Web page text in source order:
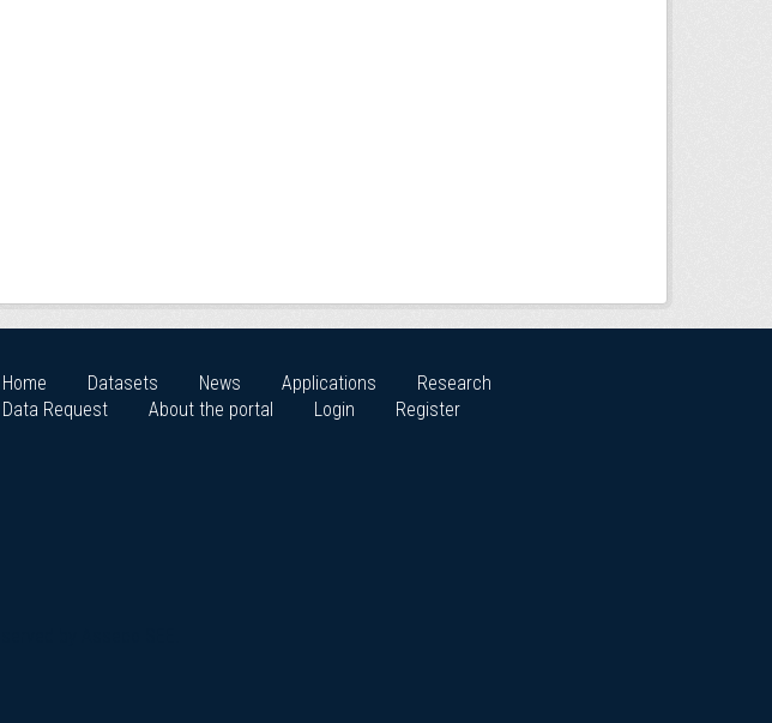
Home Datasets News Applications
Research
Data Request
About the portal Login Register